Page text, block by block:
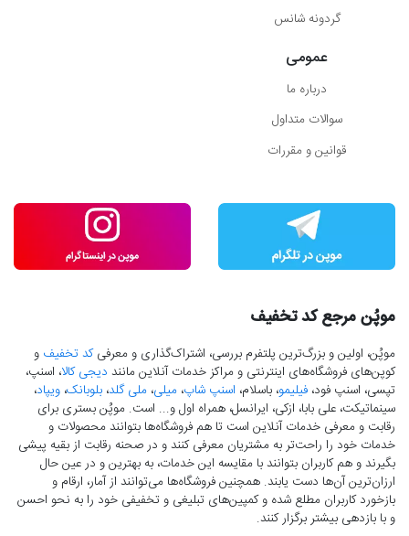
گردونه شانس
عمومی
درباره ما
سوالات متداول
قوانین و مقررات
موپُن مرجع کد تخفیف
موپُن، اولین و بزرگ‌ترین پلتفرم بررسی، اشتراک‌گذاری و معرفیکد تخفیف و
کوپن‌های فروشگاه‌های اینترنتی و مراکز خدمات آنلاین مانند دیجی کالا، اسنپ،
تپسی، اسنپ فود، فیلیمو، باسلام، اسنپ شاپ، میلی، ملی گلد، بلوبانک، ویپاد،
سینماتیکت، علی بابا، ازکی، ایرانسل، همراه اول و... است. موپُن بستری برای
رقابت و معرفی خدمات آنلاین است تا هم فروشگاه‌ها بتوانند محصولات و
خدمات خود را راحت‌تر به مشتریان معرفی کنند و در صحنه رقابت از بقیه پیشی
بگیرند و هم کاربران بتوانند با مقایسه این خدمات، به بهترین و در عین حال
ارزان‌ترین آن‌ها دست‌ یابند. همچنین فروشگاه‌ها می‌توانند از آمار، ارقام و
بازخورد کاربران مطلع شده و کمپین‌های تبلیغی و تخفیفی خود را به نحو احسن
و با بازدهی بیشتر برگزار کنند.